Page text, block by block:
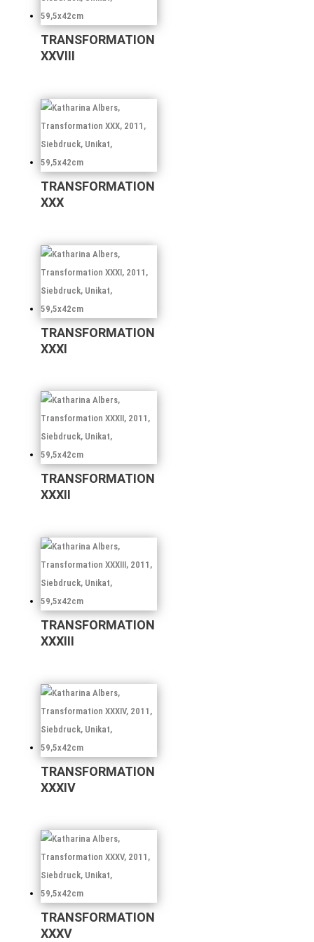
TRANSFORMATION
XXVIII
TRANSFORMATION
XXX
TRANSFORMATION
XXXI
TRANSFORMATION
XXXII
TRANSFORMATION
XXXIII
TRANSFORMATION
XXXIV
TRANSFORMATION
XXXV